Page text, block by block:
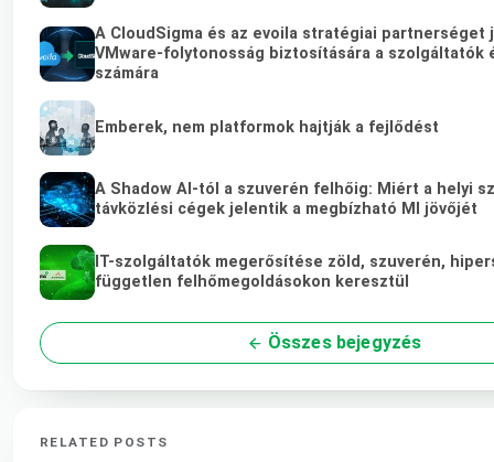
A CloudSigma és az evoila stratégiai partnerséget
VMware-folytonosság biztosítására a szolgáltatók
számára
Emberek, nem platformok hajtják a fejlődést
A Shadow AI-tól a szuverén felhőig: Miért a helyi
távközlési cégek jelentik a megbízható MI jövőjét
IT-szolgáltatók megerősítése zöld, szuverén,
független felhőmegoldásokon keresztül
Összes bejegyzés
RELATED POSTS